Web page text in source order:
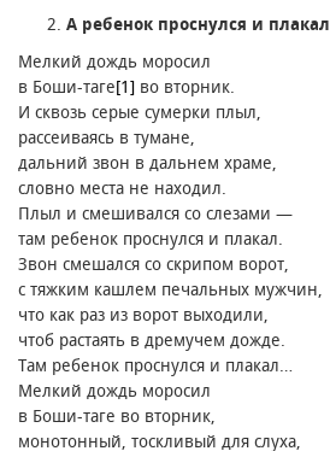
А ребенок проснулся и плакал
Мелкий дождь моросил
в Боши-таге[1] во вторник.
И сквозь серые сумерки плыл,
рассеиваясь в тумане,
дальний звон в дальнем храме,
словно места не находил.
Плыл и смешивался со слезами —
там ребенок проснулся и плакал.
Звон смешался со скрипом ворот,
с тяжким кашлем печальных мужчин,
что как раз из ворот выходили,
чтоб растаять в дремучем дожде.
Там ребенок проснулся и плакал…
Мелкий дождь моросил
в Боши-таге во вторник,
монотонный, тоскливый для слуха,